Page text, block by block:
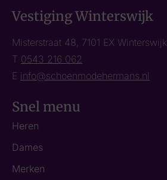
Vestiging Winterswijk
Misterstraat 48, 7101 EX Winterswijk
T 0543 216 062
E info@schoenmodehermans.nl
Snel menu
Heren
Dames
Merken